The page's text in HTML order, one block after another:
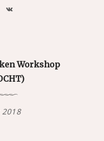
Workshop
2018